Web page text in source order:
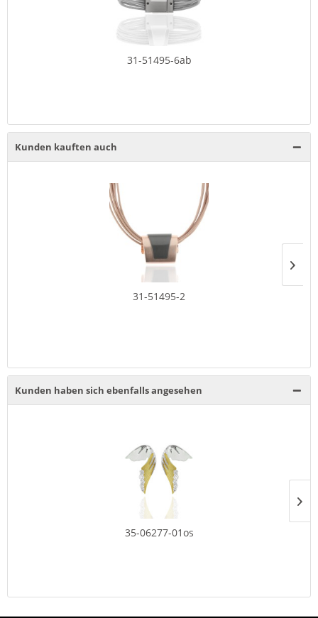
31-51495-6ab
Kunden kauften auch
31-51495-2
Kunden haben sich ebenfalls angesehen
35-06277-01os